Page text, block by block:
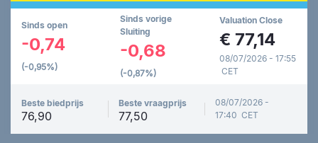
Sinds open
-0,74
(-0,95%)
Sinds vorige
Sluiting
-0,68
(-0,87%)
Valuation Close
€ 77,14
08/07/2026 - 17:55
CET
Beste biedprijs
76,90
Beste vraagprijs
77,50
08/07/2026 -
17:40 CET